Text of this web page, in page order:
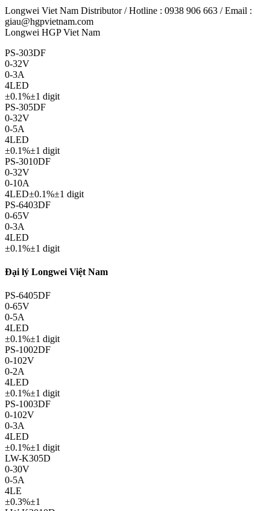
Longwei Viet Nam Distributor / Hotline : 0938 906 663 / Email :
giau@hgpvietnam.com
Longwei HGP Viet Nam
PS-303DF
0-32V
0-3A
4LED
±0.1%±1 digit
PS-305DF
0-32V
0-5A
4LED
±0.1%±1 digit
PS-3010DF
0-32V
0-10A
4LED±0.1%±1 digit
PS-6403DF
0-65V
0-3A
4LED
±0.1%±1 digit
Đại lý Longwei Việt Nam
PS-6405DF
0-65V
0-5A
4LED
±0.1%±1 digit
PS-1002DF
0-102V
0-2A
4LED
±0.1%±1 digit
PS-1003DF
0-102V
0-3A
4LED
±0.1%±1 digit
LW-K305D
0-30V
0-5A
4LE
±0.3%±1